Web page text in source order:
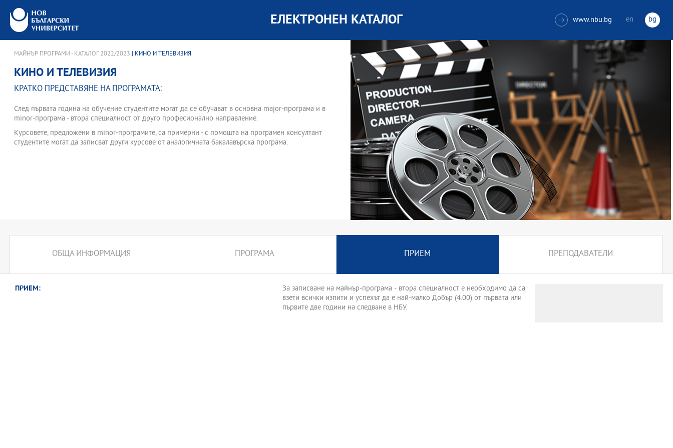
ЕЛЕКТРОНЕН КАТАЛОГ  www.nbu.bg en bg
МАЙНЪР ПРОГРАМИ - КАТАЛОГ 2022/2023 | КИНО И ТЕЛЕВИЗИЯ
КИНО И ТЕЛЕВИЗИЯ
КРАТКО ПРЕДСТАВЯНЕ НА ПРОГРАМАТА:
След първата година на обучение студентите могат да се обучават в основна major-програма и в
minor-програма - втора специалност от друго професионално направление.
Курсовете, предложени в minor-програмите, са примерни - с помощта на програмен консултант
студентите могат да записват други курсове от аналогичната бакалавърска програма.
ОБЩА ИНФОРМАЦИЯ ПРОГРАМА ПРИЕМ ПРЕПОДАВАТЕЛИ
ПРИЕМ:
За записване на майнър-програма - втора специалност е необходимо да са
взети всички изпити и успехът да е най-малко Добър (4.00) от първата или
първите две години на следване в НБУ.